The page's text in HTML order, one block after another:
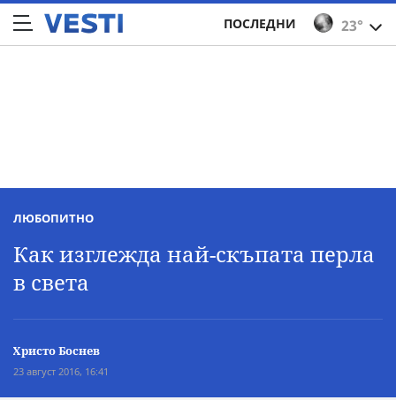
23°
ПОСЛЕДНИ
ЛЮБОПИТНО
Как изглежда най-скъпата перла
в света
Христо Боснев
23 август 2016, 16:41